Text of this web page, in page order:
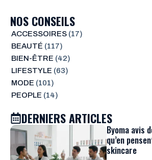
NOS CONSEILS
ACCESSOIRES(17)
BEAUTÉ (117)
BIEN-ÊTRE (42)
LIFESTYLE (63)
MODE (101)
PEOPLE (14)
DERNIERS ARTICLES
Byoma avis
qu’en
skincare